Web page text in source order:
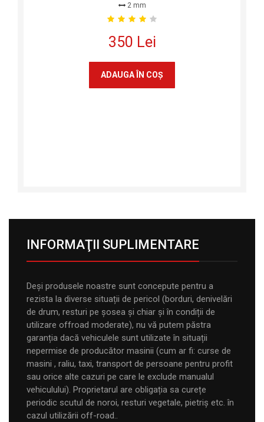
2 mm
350 Lei
ADAUGA ÎN COŞ
INFORMAŢII SUPLIMENTARE
Deși produsele noastre sunt concepute pentru a
rezista la diverse situații de pericol (borduri, denivelări
de drum, resturi pe șosea și chiar și în condiții de
utilizare offroad moderate), nu vă putem păstra
garanția dacă vehiculele sunt utilizate în situații
nepermise de producător masinii (cum ar fi: curse de
masini , raliu, taxi, transport de persoane pentru profit
sau orice alte cazuri pe care le exclude manualul
vehiculului). Proprietarul are obligația sa curețe
periodic scutul de noroi, resturi vegetale, pietriș etc. în
cazul utilizării off-road..